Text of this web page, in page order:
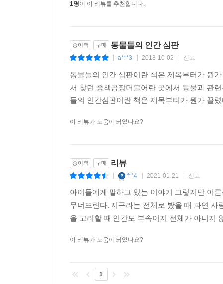
발타사르 그라시안의 산문집인 《비평》의 일부
을, 뱅어는 강을, 개구리는 물웅덩이를 보고 만족
인간이 보기에는 그렇게 좁아 보였던 것이다.’
동물은 행복 아픔, 굶주림, 두려움을 겪지 않는
스스로를 고문하기 때문입니다.
인간은 더 잘생기고, 건강하고, 힘이 세면 더 행
다른 동물과는 구별되는 인간의 능력은 이성이니
갖고 태어나 정해진 행동을 하는데 인간은 다른
모든 피조물은 동등합니다. 우리는 모두 삶을 사
야 하고 더 고귀하다고 스스로 믿으면서 우리를
생산하는 나쁜 공장에서 벌어지는 잔인한 일에
니라, 알고 싶어 하지 않는다는 겁니다. 그들은 게
1명이 이 리뷰를 추천합니다.
종이책 구매 동물들의 인간 심판
a***3 2018-10-02 신고
동물들의 인간 심판이란 책은 제목부터가 뭔
서 찾던 중책공장더불어란 곳에서 동물과 관
들의 인간심판이란 책은 제목부터가 뭔가 끌
이 리뷰가 도움이 되었나요?
종이책 구매 리뷰
f**4 2021-01-21 신고
아이들에게 말하고 있는 이야기 그렇지만 어
무너뜨린다. 지구라는 전체로 봤을 때 과연
을 고려할 때 인간도 부속이지 전체가 아니지
이 리뷰가 도움이 되었나요?
1